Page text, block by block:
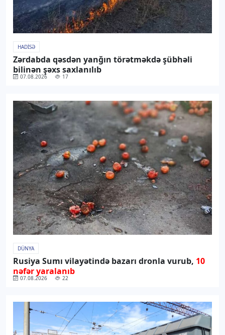
HADISƏ
Zərdabda qəsdən yanğın törətməkdə şübhəli
bilinən şəxs saxlanılıb
07.08.2026 17
DÜNYA
Rusiya Sumı vilayətində bazarı dronla vurub, 10
nəfər yaralanıb
07.08.2026 22